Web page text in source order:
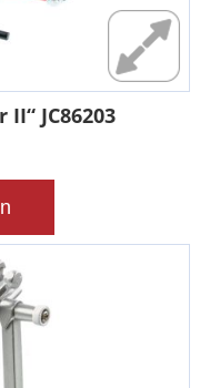
JC86203